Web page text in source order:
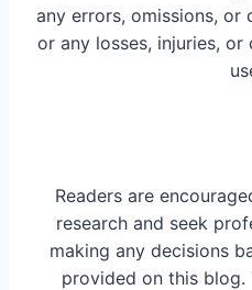
any errors, omissions, or
or any losses, injuries,
Readers are
research and seek
making any decisions
provided on this